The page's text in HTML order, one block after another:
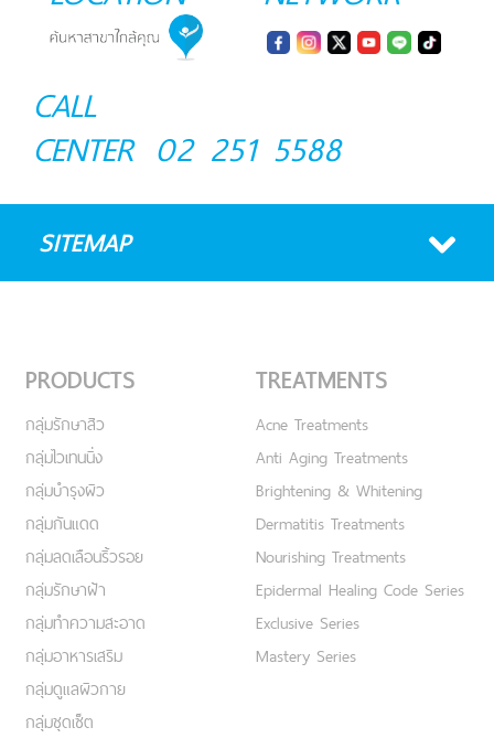
CALL
CENTER 02 251 5588
SITEMAP
PRODUCTS
กลุ่มรักษาสิว
กลุ่มไวเทนนิ่ง
กลุ่มบำรุงผิว
กลุ่มกันแดด
กลุ่มลดเลือนริ้วรอย
กลุ่มรักษาฝ้า
กลุ่มทำความสะอาด
กลุ่มอาหารเสริม
กลุ่มดูแลผิวกาย
กลุ่มชุดเซ็ต
TREATMENTS
Acne Treatments
Anti Aging Treatments
Brightening & Whitening
Dermatitis Treatments
Nourishing Treatments
Epidermal Healing Code Series
Exclusive Series
Mastery Series